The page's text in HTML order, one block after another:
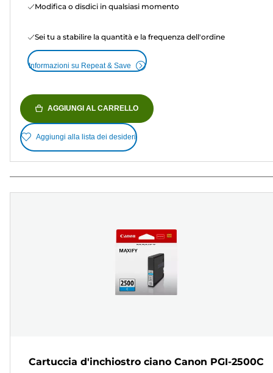
Modifica o disdici in qualsiasi momento
Sei tu a stabilire la quantità e la frequenza dell'ordine
Informazioni su Repeat & Save
AGGIUNGI AL CARRELLO
Aggiungi alla lista dei desideri
Cartuccia d'inchiostro ciano Canon PGI-2500C